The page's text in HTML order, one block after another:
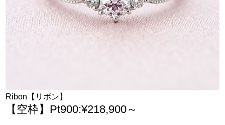
Ribon【リボン】
【空枠】Pt900:¥218,900～